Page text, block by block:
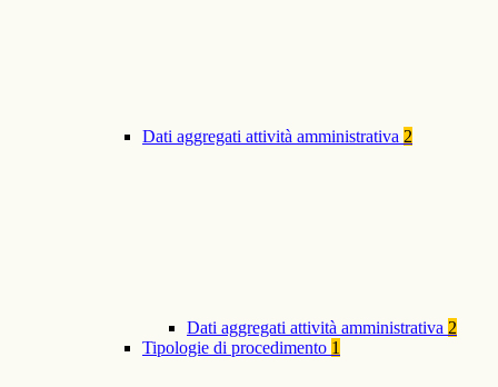
Dati aggregati attività amministrativa 2
Dati aggregati attività amministrativa 2
Tipologie di procedimento 1